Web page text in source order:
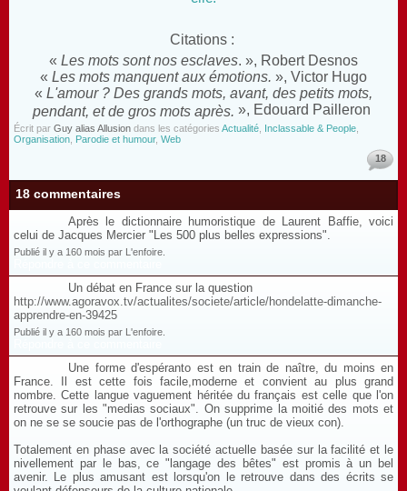
Citations :
« Les mots sont nos esclaves. », Robert Desnos
« Les mots manquent aux émotions. », Victor Hugo
« L'amour ? Des grands mots, avant, des petits mots,
pendant, et de gros mots après. », Edouard Pailleron
Écrit par Guy alias Allusion dans les catégories Actualité Inclassable & People
Organisation Parodie et humour, Web
18
18 commentaires
Après le dictionnaire humoristique de Laurent Baffie, voici
celui de Jacques Mercier "Les 500 plus belles expressions".
Publié il y a 160 mois par L'enfoire.
Un débat en France sur la question
http://www.agoravox.tv/actualites/societe/article/hondelatte-dimanche-
apprendre-en-39425
Publié il y a 160 mois par L'enfoire.
Une forme d'espéranto est en train de naître, du moins en
France. Il est cette fois facile,moderne et convient au plus grand
nombre. Cette langue vaguement héritée du français est celle que l'on
retrouve sur les "medias sociaux". On supprime la moitié des mots et
on ne se se soucie pas de l'orthographe (un truc de vieux con).
Totalement en phase avec la société actuelle basée sur la facilité et le
nivellement par le bas, ce "langage des bêtes" est promis à un bel
avenir. Le plus amusant est lorsqu'on le retrouve dans des écrits se